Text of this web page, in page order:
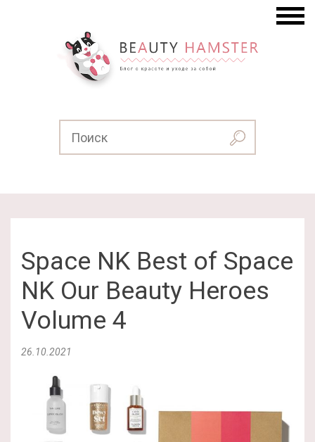
Space NK Best of Space
NK Our Beauty Heroes
Volume 4
26.10.2021